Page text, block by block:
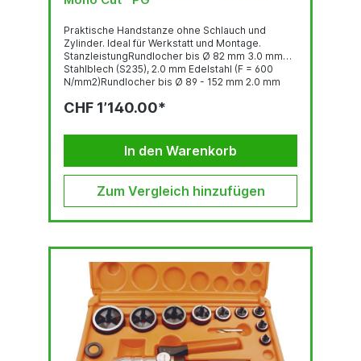
Praktische Handstanze ohne Schlauch und
Zylinder. Ideal für Werkstatt und Montage.
StanzleistungRundlocher bis Ø 82 mm 3.0 mm
Stahlblech (S235), 2.0 mm Edelstahl (F = 600
N/mm2)Rundlocher bis Ø 89 - 152 mm 2.0 mm
N/mm2)Quadratlocher bis 68 x 68 mm 3.0 mm
N/mm2)Quadratlocher bis 92 x 92 2.0 mm
Stahlblech (S235), 1.5 mm Edelstahl (F = 600
N/mm2)Stanzkraft:...
CHF 1’140.00*
In den Warenkorb
Zum Vergleich hinzufügen